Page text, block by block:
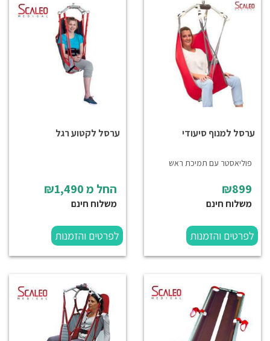
ערסל למנוף סיעודי
פוליאסטר עם תמיכת ראש
₪899
משלוח חינם
לפרטים והזמנות
ערסל לקטוע רגל
החל מ
משלוח חינם
לפרטים והזמנות